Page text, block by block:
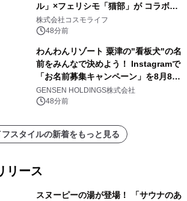
ル」×フェリシモ「猫部」が コラボキ
ャンペーンを実施
株式会社コスモライフ
48分前
わんわんリゾート 粟津の"看板犬"の名
前をみんなで決めよう！ Instagramで
「お名前募集キャンペーン」を8月8日
(土)より開催
GENSEN HOLDINGS株式会社
48分前
フスタイルの新着をもっと見る
リース
スヌーピーの湯が登場！ 「サウナのあ